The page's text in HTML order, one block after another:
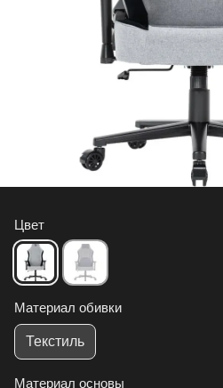
Цвет
Материал обивки
Текстиль
Материал основы